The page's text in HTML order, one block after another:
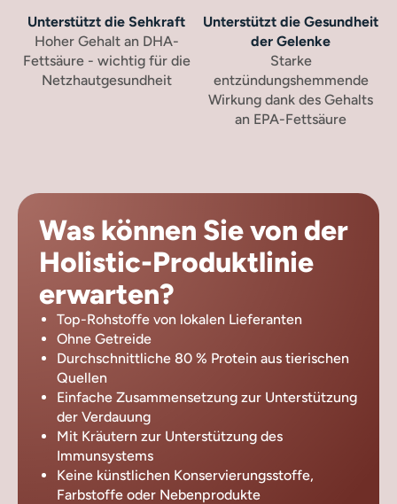
Unterstützt die Sehkraft
Hoher Gehalt an DHA-
Fettsäure - wichtig für die
Netzhautgesundheit
Unterstützt die Gesundheit
der Gelenke
Starke
entzündungshemmende
Wirkung dank des Gehalts
an EPA-Fettsäure
Was können Sie von der
Holistic-Produktlinie
erwarten?
Top-Rohstoffe von lokalen Lieferanten
Ohne Getreide
Durchschnittliche 80 % Protein aus tierischen
Quellen
Einfache Zusammensetzung zur Unterstützung
der Verdauung
Mit Kräutern zur Unterstützung des
Immunsystems
Keine künstlichen Konservierungsstoffe,
Farbstoffe oder Nebenprodukte